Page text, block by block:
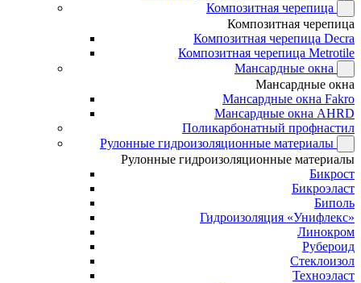
Композитная черепица
Композитная черепица
Композитная черепица Decra
Композитная черепица Metrotile
Мансардные окна
Мансардные окна
Мансардные окна Fakro
Мансардные окна AHRD
Поликарбонатный профнастил
Рулонные гидроизоляционные материалы
Рулонные гидроизоляционные материалы
Бикрост
Бикроэласт
Биполь
Гидроизоляция «Унифлекс»
Линокром
Рубероид
Стеклоизол
Техноэласт